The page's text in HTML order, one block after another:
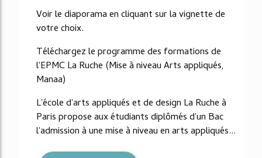
Voir le diaporama en cliquant sur la vignette de
votre choix.
Téléchargez le programme des formations de
l'EPMC La Ruche (Mise à niveau Arts appliqués,
Manaa)
L'école d'arts appliqués et de design La Ruche à
Paris propose aux étudiants diplômés d'un Bac
l'admission à une mise à niveau en arts appliqués...